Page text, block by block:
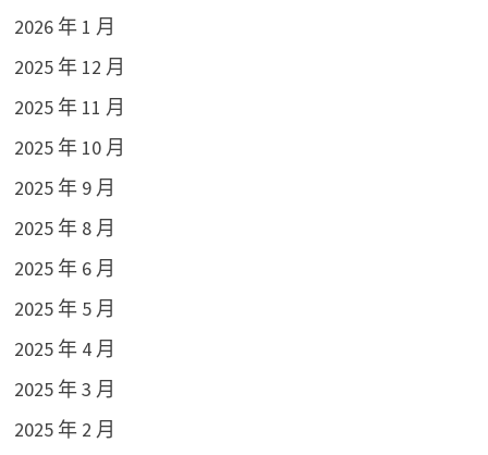
2026 年 1 月
2025 年 12 月
2025 年 11 月
2025 年 10 月
2025 年 9 月
2025 年 8 月
2025 年 6 月
2025 年 5 月
2025 年 4 月
2025 年 3 月
2025 年 2 月